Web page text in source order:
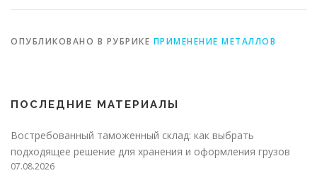
ОПУБЛИКОВАНО В РУБРИКЕ ПРИМЕНЕНИЕ МЕТАЛЛОВ
ПОСЛЕДНИЕ МАТЕРИАЛЫ
Востребованный таможенный склад: как выбрать
подходящее решение для хранения и оформления грузов
07.08.2026